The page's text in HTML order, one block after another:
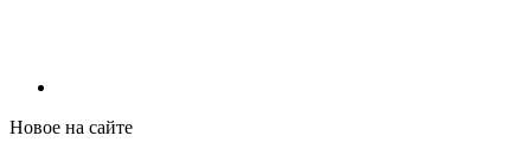
Новое на сайте